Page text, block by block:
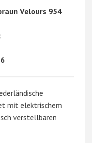
Velours 954
mit elektrischem
verstellbaren